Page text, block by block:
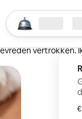
Begin je zoektocht
Locatie
,
erg fijn. De
vertrokken.